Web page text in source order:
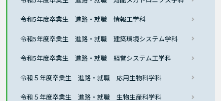
令和5年度卒業生 進路・就職 情報工学科
令和5年度卒業生 進路・就職 建築環境システム学科
令和5年度卒業生 進路・就職 経営システム工学科
令和５年度卒業生 進路・就職 応用生物科学科
令和５年度卒業生 進路・就職 生物生産科学科